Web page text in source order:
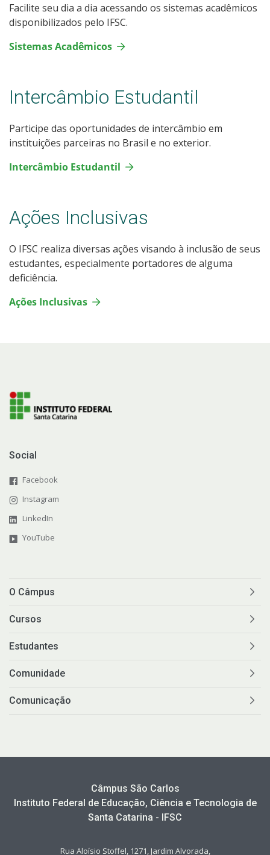
Facilite seu dia a dia acessando os sistemas acadêmicos
disponibilizados pelo IFSC.
Sistemas Acadêmicos
Intercâmbio Estudantil
Participe das oportunidades de intercâmbio em
instituições parceiras no Brasil e no exterior.
Intercâmbio Estudantil
Ações Inclusivas
O IFSC realiza diversas ações visando à inclusão de seus
estudantes, especialmente portadores de alguma
deficiência.
Ações Inclusivas
Social
Facebook
Instagram
LinkedIn
YouTube
O Câmpus
Cursos
Estudantes
Comunidade
Comunicação
Câmpus São Carlos
Instituto Federal de Educação, Ciência e Tecnologia de
Santa Catarina - IFSC
Rua Aloísio Stoffel, 1271, Jardim Alvorada,